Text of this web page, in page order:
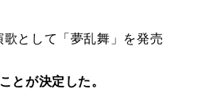
として「夢乱舞」を発売
とが決定した。